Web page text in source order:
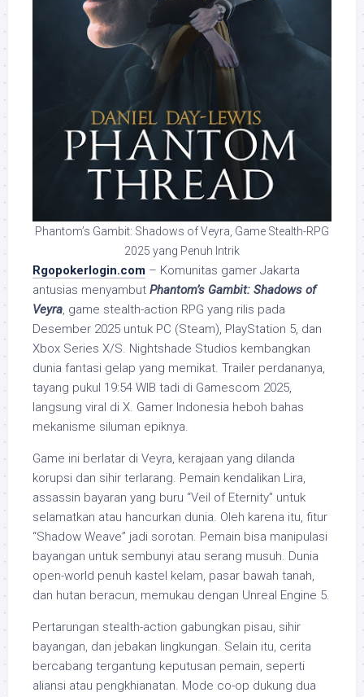
Phantom’s Gambit: Shadows of Veyra, Game Stealth-RPG
2025 yang Penuh Intrik
Rgopokerlogin.com – Komunitas gamer Jakarta
antusias menyambut Phantom’s Gambit: Shadows of
Veyra, game stealth-action RPG yang rilis pada
Desember 2025 untuk PC (Steam), PlayStation 5, dan
Xbox Series X/S. Nightshade Studios kembangkan
dunia fantasi gelap yang memikat. Trailer perdananya,
tayang pukul 19:54 WIB tadi di Gamescom 2025,
langsung viral di X. Gamer Indonesia heboh bahas
mekanisme siluman epiknya.
Game ini berlatar di Veyra, kerajaan yang dilanda
korupsi dan sihir terlarang. Pemain kendalikan Lira,
assassin bayaran yang buru “Veil of Eternity” untuk
selamatkan atau hancurkan dunia. Oleh karena itu, fitur
“Shadow Weave” jadi sorotan. Pemain bisa manipulasi
bayangan untuk sembunyi atau serang musuh. Dunia
open-world penuh kastel kelam, pasar bawah tanah,
dan hutan beracun, memukau dengan Unreal Engine 5.
Pertarungan stealth-action gabungkan pisau, sihir
bayangan, dan jebakan lingkungan. Selain itu, cerita
bercabang tergantung keputusan pemain, seperti
aliansi atau pengkhianatan. Mode co-op dukung dua